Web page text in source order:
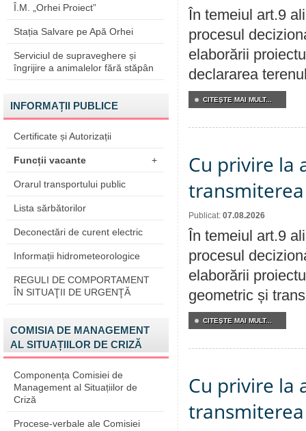
Î.M. „Orhei Proiect”
Stația Salvare pe Apă Orhei
Serviciul de supraveghere și
îngrijire a animalelor fără stăpân
INFORMAȚII PUBLICE
Certificate și Autorizații
Funcții vacante +
Orarul transportului public
Lista sărbătorilor
Deconectări de curent electric
Informații hidrometeorologice
REGULI DE COMPORTAMENT
ÎN SITUAŢII DE URGENŢĂ
COMISIA DE MANAGEMENT
AL SITUAȚIILOR DE CRIZĂ
Componența Comisiei de
Management al Situațiilor de
Criză
Procese-verbale ale Comisiei
În temeiul art.9
procesul
elaborării
declararea
CITEŞTE MAI MULT...
Cu privire la
Publicat: 07.08.2026
În temeiul art.9
procesul
elaborării
geometric și
CITEŞTE MAI MULT...
Cu privire la